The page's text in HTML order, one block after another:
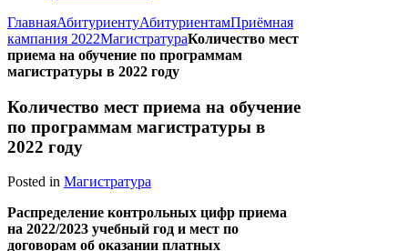
ГлавнаяАбитуриентуАбитуриентамПриёмная
кампания 2022МагистратураКоличество мест
приема на обучение по программам
магистратуры в 2022 году
Количество мест приема на обучение
по программам магистратуры в
2022 году
Posted in Магистратура
Распределение контрольных цифр приема
на 2022/2023 учебный год и мест по
договорам об оказании платных